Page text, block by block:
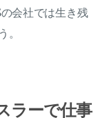
会社では生き残
ラーで仕事